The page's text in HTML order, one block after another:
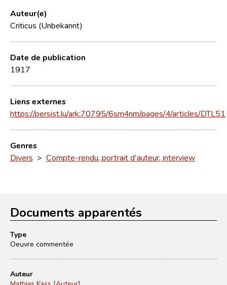
Auteur(e)
Criticus (Unbekannt)
Date de publication
1917
Liens externes
https://persist.lu/ark:70795/6sm4nm/pages/4/articles/DTL51
Genres
Divers > Compte-rendu, portrait d'auteur, interview
Documents apparentés
Type
Oeuvre commentée
Auteur